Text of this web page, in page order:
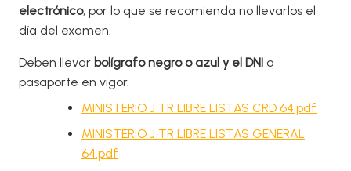
electrónico, por lo que se recomienda no llevarlos el
día del examen.
Deben llevar bolígrafo negro o azul y el DNI o
pasaporte en vigor.​
MINISTERIO J TR LIBRE LISTAS CRD 64.pdf
MINISTERIO J TR LIBRE LISTAS GENERAL
64.pdf